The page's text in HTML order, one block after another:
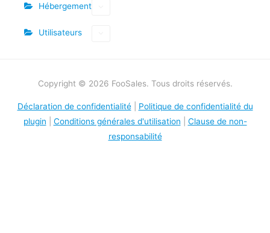
Hébergement
Utilisateurs
Copyright © 2026 FooSales. Tous droits réservés.
Déclaration de confidentialité| Politique de confidentialité du
plugin
Conditions générales d'utilisation
Clause de non-
responsabilité